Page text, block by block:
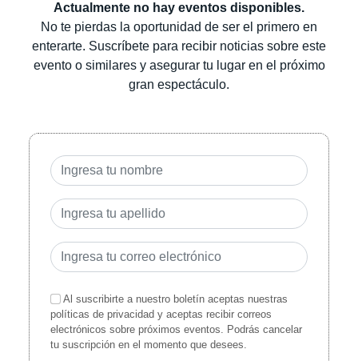
Actualmente no hay eventos disponibles.
No te pierdas la oportunidad de ser el primero en
enterarte. Suscríbete para recibir noticias sobre este
evento o similares y asegurar tu lugar en el próximo
gran espectáculo.
Al suscribirte a nuestro boletín aceptas nuestras
políticas de privacidad y aceptas recibir correos
electrónicos sobre próximos eventos. Podrás cancelar
tu suscripción en el momento que desees.